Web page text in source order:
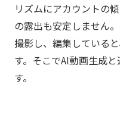
リズムにアカウントの
の露出も安定しません
撮影し、編集している
す。そこでAI動画生成
す。